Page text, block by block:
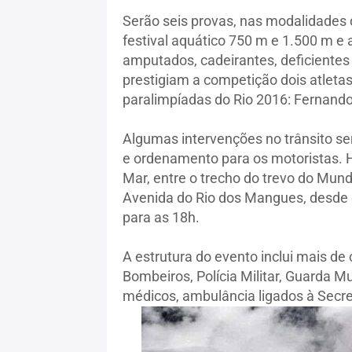
Serão seis provas, nas
festival aquático 750 m e 1.500 m e
amputados, cadeirantes,
prestigiam a competição dois
paralimpíadas do Rio 2016:
Algumas intervenções no trânsito
e ordenamento para os motoristas.
Mar, entre o trecho do trevo do
Avenida do Rio dos Mangues,
para as 18h.
A estrutura do evento inclui mais
Bombeiros, Polícia Militar, Guarda
médicos, ambulância ligados à